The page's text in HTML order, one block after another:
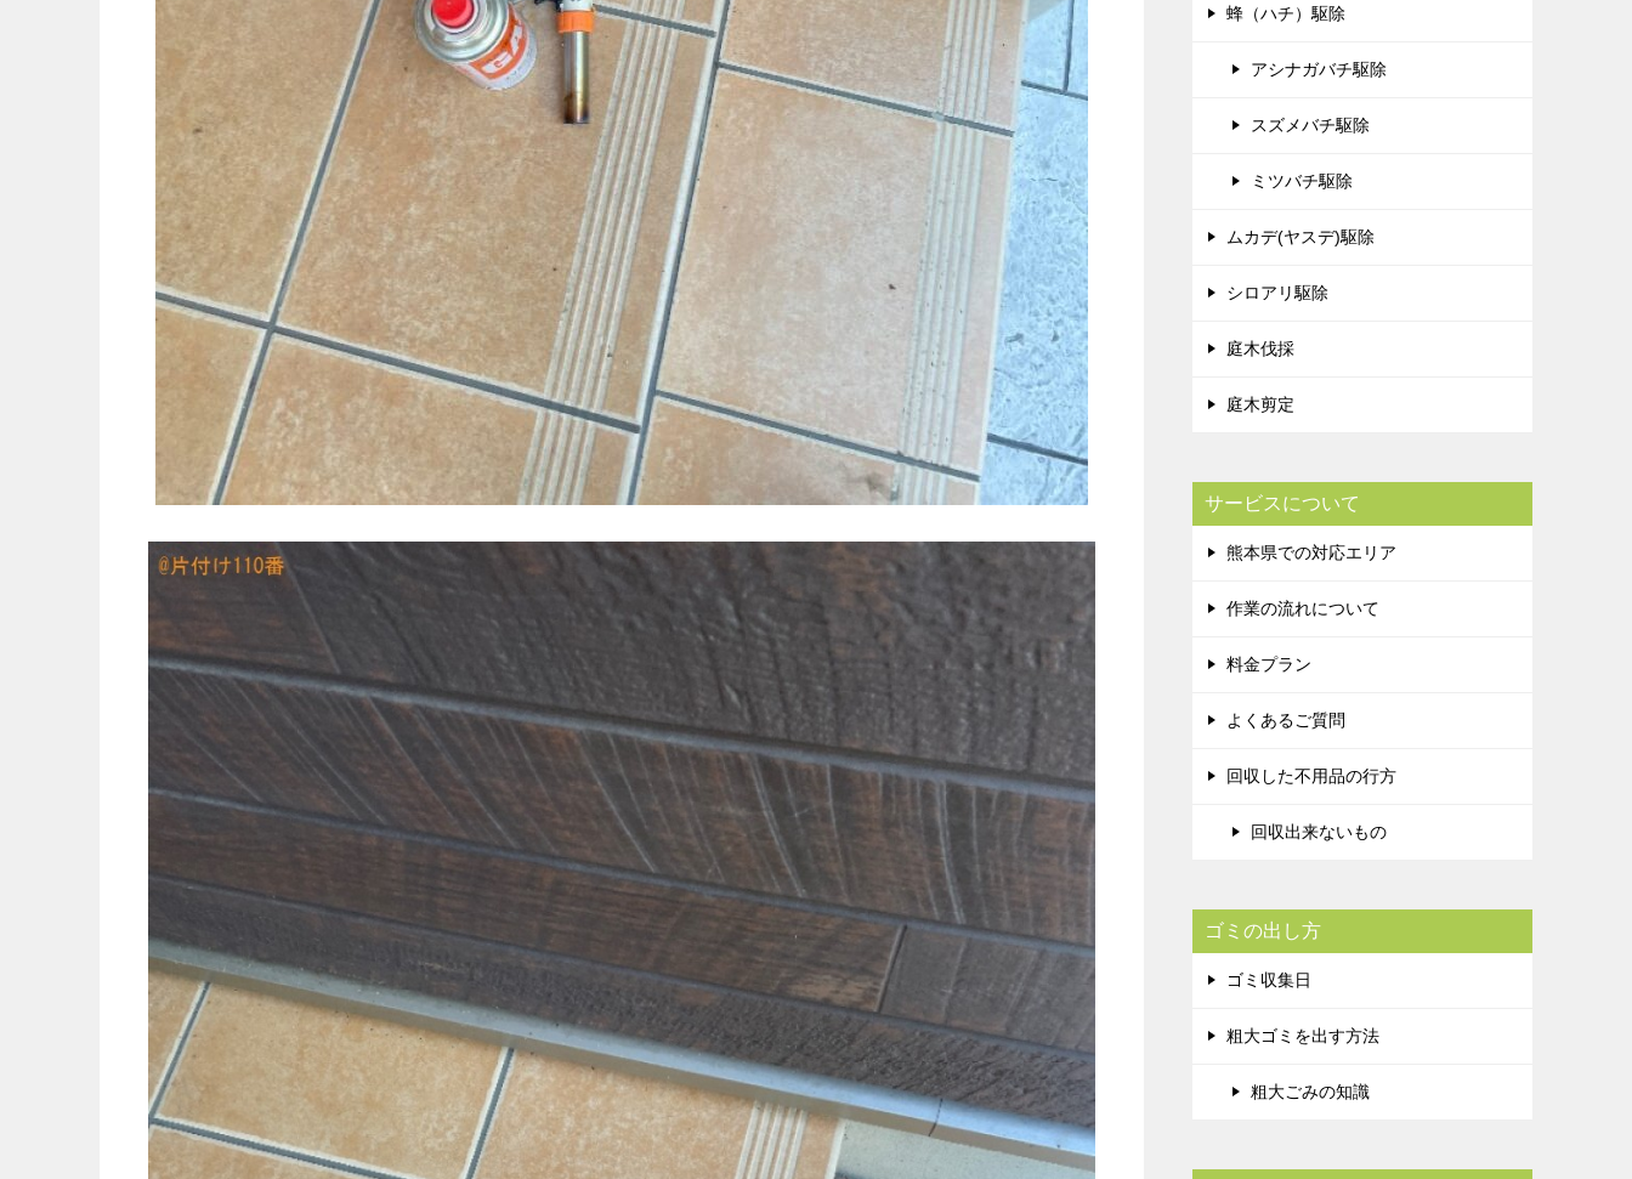
蜂（ハチ）駆除
アシナガバチ駆除
スズメバチ駆除
ミツバチ駆除
ムカデ(ヤスデ)駆除
シロアリ駆除
庭木伐採
庭木剪定
サービスについて
熊本県での対応エリア
作業の流れについて
料金プラン
よくあるご質問
回収した不用品の行方
回収出来ないもの
ゴミの出し方
ゴミ収集日
粗大ゴミを出す方法
粗大ごみの知識